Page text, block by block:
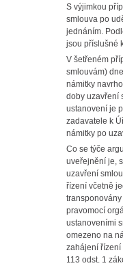
S výjimkou
smlouva po
jednáním.
jsou příslušné
V šetřeném
smlouvám)
námitky
doby uzavření
ustanovení je
zadavatele k
námitky po
Co se týče
uveřejnění je,
uzavření
řízení včetně
pravomocí
ustanoveními
omezeno na
zahájení řízení
113 odst. 1